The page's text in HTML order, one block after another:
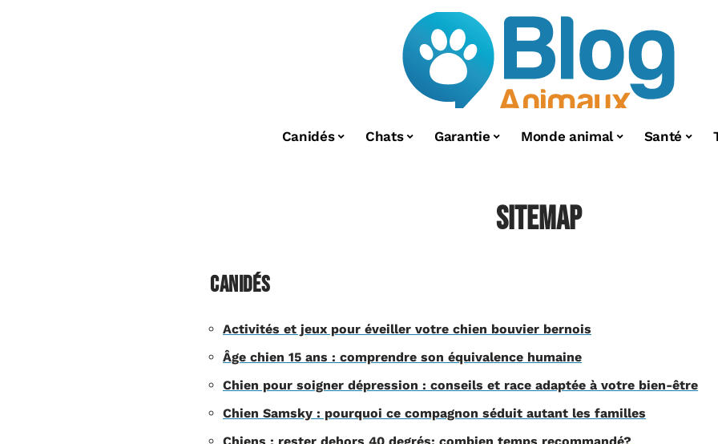
Canidés Chats Garantie Monde animal Santé
Sitemap
Canidés
Activités et jeux pour éveiller votre chien bouvier bernois
Âge chien 15 ans : comprendre son équivalence humaine
Chien pour soigner dépression : conseils et race adaptée à votre bien-être
Chien Samsky : pourquoi ce compagnon séduit autant les familles